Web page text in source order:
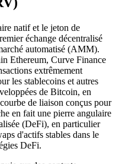
natif et le jeton de
échange décentralisé
automatisé (AMM).
Ethereum, Curve Finance
extrêmement
les stablecoins et autres
de Bitcoin, en
de liaison conçus pour
en fait une pierre angulaire
(DeFi), en particulier
d'actifs stables dans le
DeFi.